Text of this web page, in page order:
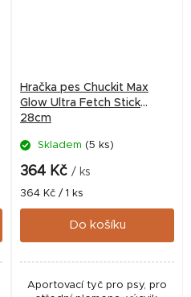
Hračka pes Chuckit Max
Glow Ultra Fetch Stick
28cm
Skladem (5 ks)
364 Kč / ks
Měrná
cena:
364 Kč / 1 ks
Do košíku
Aportovací tyč pro psy, pro